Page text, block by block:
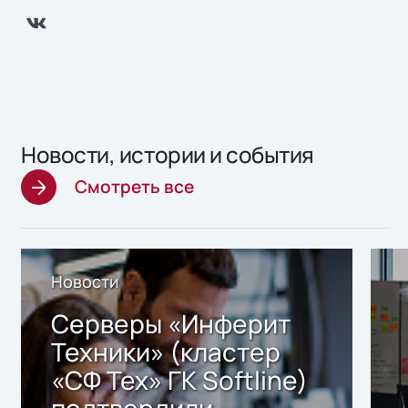
Новости, истории и события
Смотреть все
Новости
Серверы «Инферит
Техники» (кластер
«СФ Тех» ГК Softline)